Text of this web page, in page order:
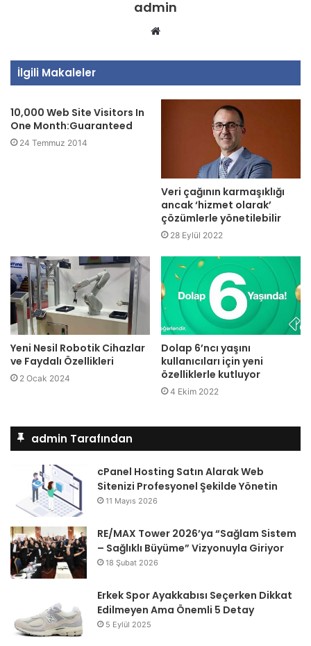
admin
Web
İlgili Makaleler
10,000 Web Site Visitors In
One Month:Guaranteed
24 Temmuz 2014
Veri çağının karmaşıklığı
ancak ‘hizmet olarak’
çözümlerle yönetilebilir
28 Eylül 2022
Yeni Nesil Robotik Cihazlar
ve Faydalı Özellikleri
2 Ocak 2024
Dolap 6’ncı yaşını
kullanıcıları için yeni
özelliklerle kutluyor
4 Ekim 2022
admin Tarafından
cPanel Hosting Satın Alarak Web
Sitenizi Profesyonel Şekilde Yönetin
11 Mayıs 2026
RE/MAX Tower 2026’ya “Sağlam Sistem
– Sağlıklı Büyüme” Vizyonuyla Giriyor
18 Şubat 2026
Erkek Spor Ayakkabısı Seçerken Dikkat
Edilmeyen Ama Önemli 5 Detay
5 Eylül 2025